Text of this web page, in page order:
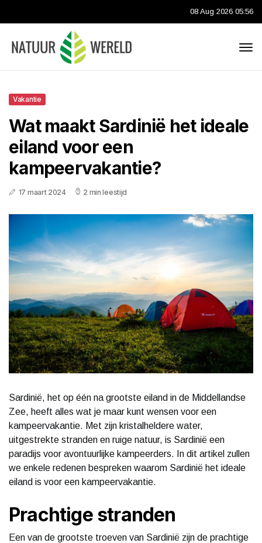
08 Aug 2026 05:56
Vakantie
Wat maakt Sardinië het ideale
eiland voor een
kampeervakantie?
17 maart 2024 2 min leestijd
Sardinië, het op één na grootste eiland in de Middellandse
Zee, heeft alles wat je maar kunt wensen voor een
kampeervakantie. Met zijn kristalheldere water,
uitgestrekte stranden en ruige natuur, is Sardinië een
paradijs voor avontuurlijke kampeerders. In dit artikel zullen
we enkele redenen bespreken waarom Sardinië het ideale
eiland is voor een kampeervakantie.
Prachtige stranden
Een van de grootste troeven van Sardinië zijn de prachtige